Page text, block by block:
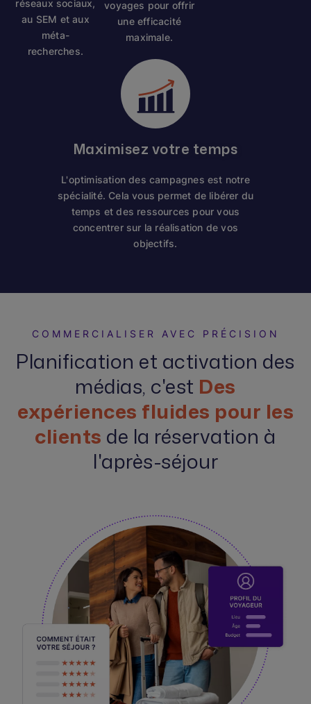
réseaux sociaux,
au SEM et aux
méta-
recherches.
voyages pour offrir
une efficacité
maximale.
Maximisez votre temps
L'optimisation des campagnes est notre
spécialité. Cela vous permet de libérer du
temps et des ressources pour vous
concentrer sur la réalisation de vos
objectifs.
COMMERCIALISER AVEC PRÉCISION
Planification et activation des
médias, c'est Des
expériences fluides pour les
clients de la réservation à
l'après-séjour